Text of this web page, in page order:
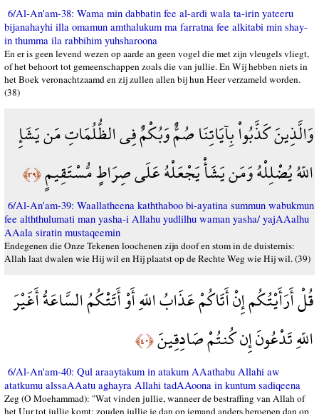
6/Al-An'am-38: Wama min dabbatin fee al-ardi wala ta-irin yateeru
bijanahayhi illa omamun amthalukum ma farratna fee alkitabi min shay-
in thumma ila rabbihim yuhsharoona
En er is geen levend wezen op aarde an geen vogel die met zijn vleugels vliegt,
of het behoort tot gemeenschappen zoals die van jullie. En Wij hebben niets in
het Boek veronachtzaamd en zij zullen allen bij hun Heer verzameld worden.
(38)
وَالَّذِينَ كَذَّبُواْ بِآيَاتِنَا صُمٌّ وَبُكْمٌ فِي الظُّلُمَاتِ مَن يَشَإِ
اللّهُ يُضْلِلْهُ وَمَن يَشَأْ يَجْعَلْهُ عَلَى صِرَاطٍ مُّسْتَقِيمٍ﴿٣٩﴾
6/Al-An'am-39: Waallatheena kaththaboo bi-ayatina summun wabukmun
fee alththulumati man yasha-i Allahu yudlilhu waman yasha/ yajAAalhu
AAala siratin mustaqeemin
Endegenen die Onze Tekenen loochenen zijn doof en stom in de duisternis:
Allah laat dwalen wie Hij wil en Hij plaatst op de Rechte Weg wie Hij wil. (39)
قُلْ أَرَأَيْتُكُم إِنْ أَتَاكُمْ عَذَابُ اللّهِ أَوْ أَتَتْكُمُ السَّاعَةُ أَغَيْرَ
اللّهِ تَدْعُونَ إِن كُنتُمْ صَادِقِينَ﴿٤٠﴾
6/Al-An'am-40: Qul araaytakum in atakum AAathabu Allahi aw
atatkumu alssaAAatu aghayra Allahi tadAAoona in kuntum sadiqeena
Zeg (O Moehammad): "Wat vinden jullie, wanneer de bestraffing van Allah of
het Uur tot jullie komt: zouden jullie je dan op iemand anders beroepen dan op